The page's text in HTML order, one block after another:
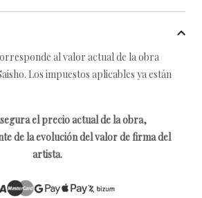
al valor actual de la obra
Los impuestos aplicables ya están
el precio actual de la obra,
de la evolución del valor de firma del
artista.